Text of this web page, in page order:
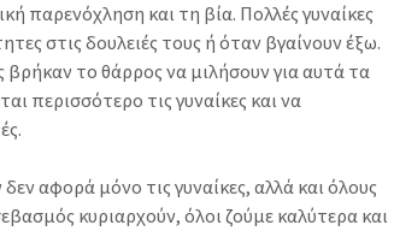
παρενόχληση και τη βία. Πολλές γυναίκες
στις δουλειές τους ή όταν βγαίνουν έξω.
βρήκαν το θάρρος να μιλήσουν για αυτά τα
περισσότερο τις γυναίκες και να
αφορά μόνο τις γυναίκες, αλλά και όλους
κυριαρχούν, όλοι ζούμε καλύτερα και